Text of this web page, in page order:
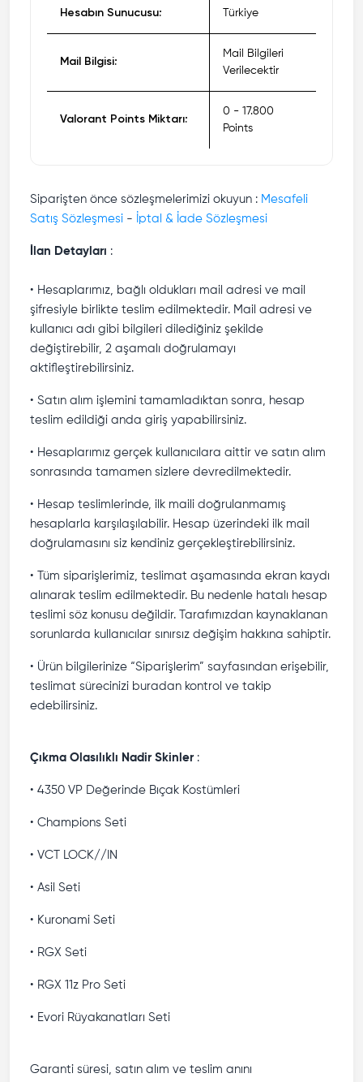
Hesabın Sunucusu: Türkiye
Mail Bilgisi:
Mail Bilgileri
Verilecektir
Valorant Points Miktarı:
0 - 17.800
Points
Siparişten önce sözleşmelerimizi okuyun : Mesafeli
Satış Sözleşmesi - İptal & İade Sözleşmesi
İlan Detayları :
• Hesaplarımız, bağlı oldukları mail adresi ve mail
şifresiyle birlikte teslim edilmektedir. Mail adresi ve
kullanıcı adı gibi bilgileri dilediğiniz şekilde
değiştirebilir, 2 aşamalı doğrulamayı
aktifleştirebilirsiniz.
• Satın alım işlemini tamamladıktan sonra, hesap
teslim edildiği anda giriş yapabilirsiniz.
• Hesaplarımız gerçek kullanıcılara aittir ve satın alım
sonrasında tamamen sizlere devredilmektedir.
• Hesap teslimlerinde, ilk maili doğrulanmamış
hesaplarla karşılaşılabilir. Hesap üzerindeki ilk mail
doğrulamasını siz kendiniz gerçekleştirebilirsiniz.
• Tüm siparişlerimiz, teslimat aşamasında ekran kaydı
alınarak teslim edilmektedir. Bu nedenle hatalı hesap
teslimi söz konusu değildir. Tarafımızdan kaynaklanan
sorunlarda kullanıcılar sınırsız değişim hakkına sahiptir.
• Ürün bilgilerinize “Siparişlerim” sayfasından erişebilir,
teslimat sürecinizi buradan kontrol ve takip
edebilirsiniz.
Çıkma Olasılıklı Nadir Skinler :
• 4350 VP Değerinde Bıçak Kostümleri
• Champions Seti
• VCT LOCK//IN
• Asil Seti
• Kuronami Seti
• RGX Seti
• RGX 11z Pro Seti
• Evori Rüyakanatları Seti
Garanti süresi, satın alım ve teslim anını